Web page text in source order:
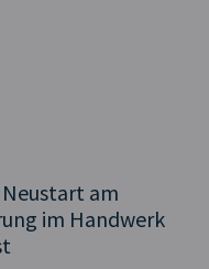
am
im Handwerk